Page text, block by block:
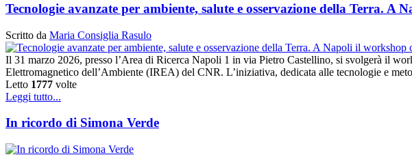
Tecnologie avanzate per ambiente, salute e osservazione della Terra.
Scritto da Maria Consiglia Rasulo
Il 31 marzo 2026, presso l’Area di Ricerca Napoli 1 in via Pietro Castellino, si svolgerà il
Elettromagnetico dell’Ambiente (IREA) del CNR. L’iniziativa, dedicata alle tecnologie e
Letto 1777 volte
Leggi tutto...
In ricordo di Simona Verde